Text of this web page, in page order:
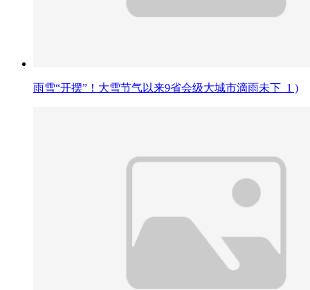
雨雪“开摆”！大雪节气以来9省会级大城市滴雨未下_1 )